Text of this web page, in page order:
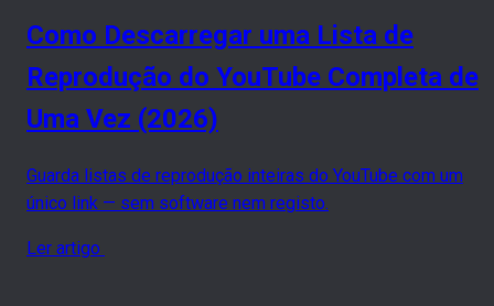
Como Descarregar uma Lista de
Reprodução do YouTube Completa de
Uma Vez (2026)
Guarda listas de reprodução inteiras do YouTube com um
único link — sem software nem registo.
Ler artigo